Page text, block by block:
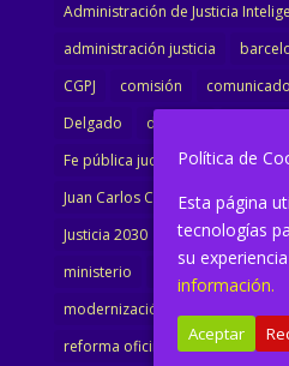
Administración de Justicia
administración justicia
CGPJ
comisión comunicado
Delgado
dimisión
Fe pública judicial
Formación
Juan Carlos Campo
Justicia 2030
LAJ letrados
ministerio
Ministra Justicia
modernización
reforma oficina
renovación
Política de
Esta página
tecnologías
su
información.
Aceptar